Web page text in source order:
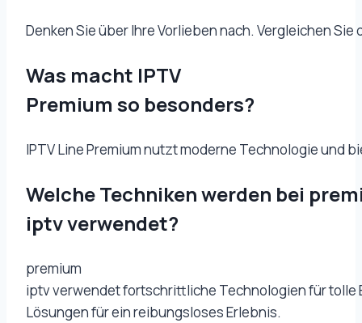
Denken Sie über Ihre Vorlieben nach. Vergleichen
Was macht IPTV
Premium so besonders?
IPTV Line Premium nutzt moderne Technologie und
Welche Techniken werden bei
iptv verwendet?
premium
iptv verwendet fortschrittliche Technologien für tolle
Lösungen für ein reibungsloses Erlebnis.